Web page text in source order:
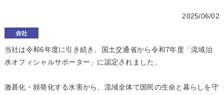
2025/06/02
当社は令和6年度に引き続き、国土交通省から令和7年度「流域治
水オフィシャルサポーター」に認定されました。
激甚化・頻発化する水害から、流域全体で国民の生命と暮らしを守